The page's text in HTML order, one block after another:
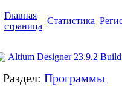
Главная
страница
Статистика
Altium Designer 23.9.2
Раздел: Программы